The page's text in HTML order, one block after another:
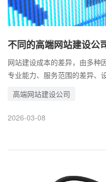
不同的高端网站建设公
什么
网站建设成本的差异，由多种
专业能力、服务范围的差异、
的背后逻辑，从而做出明智的
异的原因主要集中在技术水平
高端网站建设公司
2026-03-08